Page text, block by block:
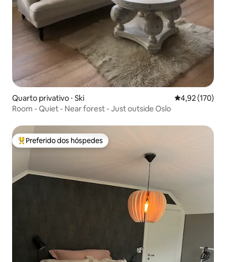
Quarto privativo ⋅ Ski 4,92 de uma
4,92 (170)
Room - Quiet - Near forest - Just outside Oslo
Entre os melhores preferidos dos hóspedes
Preferido dos hóspedes